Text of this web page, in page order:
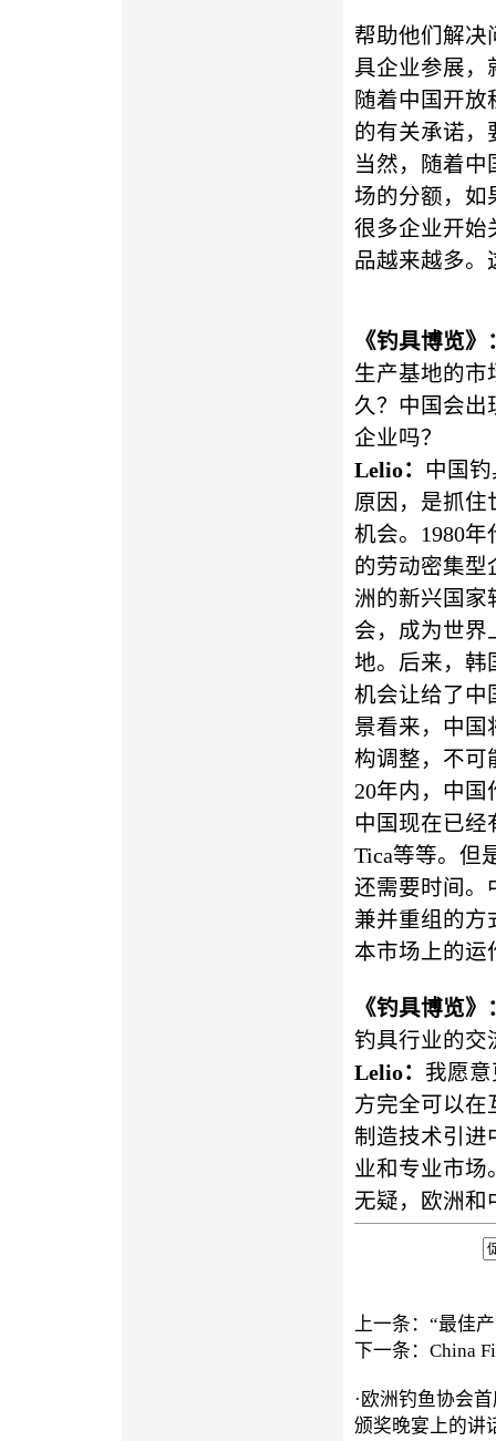
帮助他们解决
具企业参展，
随着中国开
的有关承诺，
当然，随着中
场的分额，如
很多企业开始
品越来越多。
《钓具博览》
生产基地的市
久？中国会出
企业吗？
Lelio： 中国
原因，是抓住
机会。1980
的劳动密集型
洲的新兴国家
会，成为世界
地。后来，韩
机会让给了中
景看来，中国
构调整，不可
20年内，中
中国现在已经
Tica等等。但
还需要时间。
兼并重组的方
本市场上的运
《钓具博览》
钓具行业的交
Lelio： 我愿
方完全可以在
制造技术引进
业和专业市场
无疑，欧洲和
上一条： “最佳
下一条： China
· 欧洲钓鱼协会
颁奖晚宴上的讲